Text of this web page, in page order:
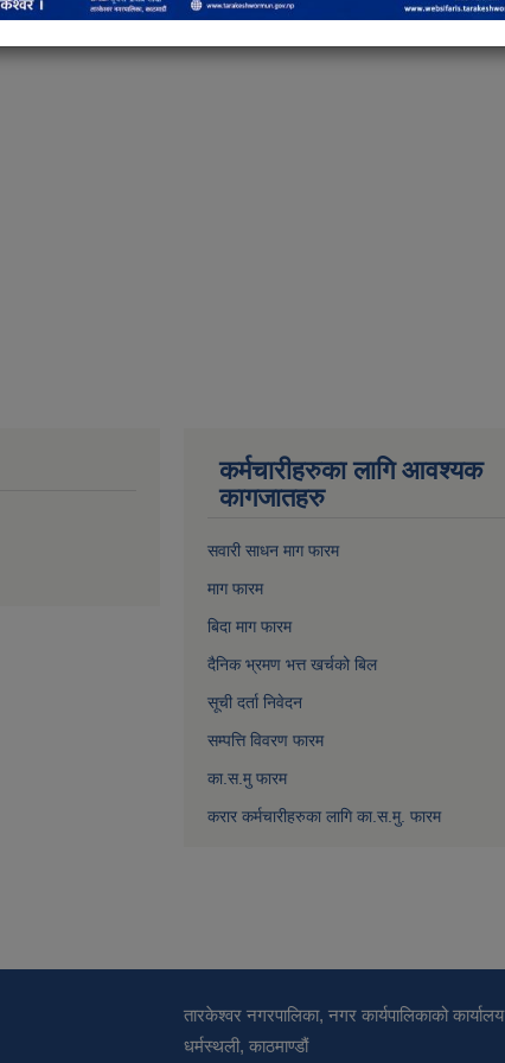
कर्मचारीहरुका लागि आवश्यक
कागजातहरु
सवारी साधन माग फारम
माग फारम
बिदा माग फारम
दैनिक भ्रमण भत्त खर्चको बिल
सूची दर्ता निवेदन
सम्पत्ति विवरण फारम
का.स.मु फारम
करार कर्मचारीहरुका लागि का.स.मु. फारम
तारकेश्वर नगरपालिका, नगर कार्यपालिकाको कार्यालय
धर्मस्थली, काठमाण्डौं